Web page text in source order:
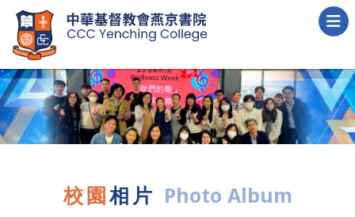
校園相片 Photo Album